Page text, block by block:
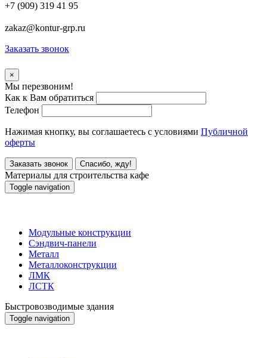
+7 (909) 319 41 95
zakaz@kontur-grp.ru
Заказать звонок
×
Мы перезвоним!
Как к Вам обратиться
Телефон
Нажимая кнопку, вы соглашаетесь с условиями Публичной
оферты
Заказать звонок Спасибо, жду!
Материалы для строительства кафе
Toggle navigation
Модульные конструкции
Сэндвич-панели
Металл
Металлоконструкции
ЛМК
ЛСТК
Быстровозводимые здания
Toggle navigation